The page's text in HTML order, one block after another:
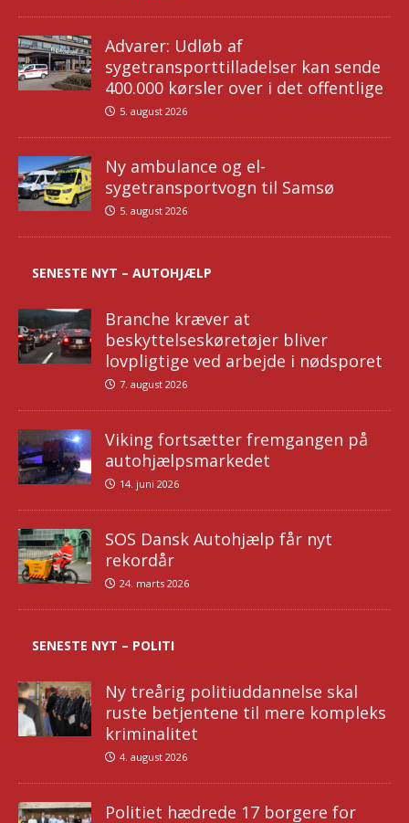
Advarer: Udløb af
sygetransporttilladelser kan sende
400.000 kørsler over i det offentlige
5. august 2026
Ny ambulance og el-
sygetransportvogn til Samsø
5. august 2026
SENESTE NYT – AUTOHJÆLP
Branche kræver at
beskyttelseskøretøjer bliver
lovpligtige ved arbejde i nødsporet
7. august 2026
Viking fortsætter fremgangen på
autohjælpsmarkedet
14. juni 2026
SOS Dansk Autohjælp får nyt
rekordår
24. marts 2026
SENESTE NYT – POLITI
Ny treårig politiuddannelse skal
ruste betjentene til mere kompleks
kriminalitet
4. august 2026
Politiet hædrede 17 borgere for